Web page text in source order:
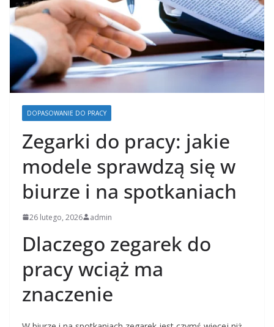
DOPASOWANIE DO PRACY
Zegarki do pracy: jakie
modele sprawdzą się w
biurze i na spotkaniach
26 lutego, 2026 admin
Dlaczego zegarek do
pracy wciąż ma
znaczenie